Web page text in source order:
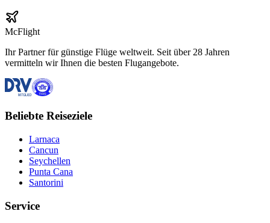
McFlight
Ihr Partner für günstige Flüge weltweit. Seit über 28 Jahren
vermitteln wir Ihnen die besten Flugangebote.
Beliebte Reiseziele
Larnaca
Cancun
Seychellen
Punta Cana
Santorini
Service